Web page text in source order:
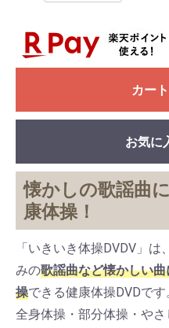
カー
お気に
懐かしの歌謡曲
康体操！
「いきいき体操DVDⅤ」
みの歌謡曲など懐かしい
操できる健康体操DVDです
全身体操・部分体操・やさ